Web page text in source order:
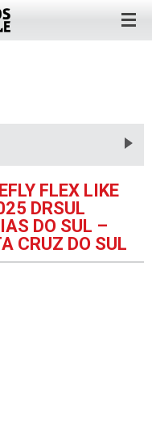
FLEX LIKE
DRSUL
DO SUL –
CRUZ DO SUL